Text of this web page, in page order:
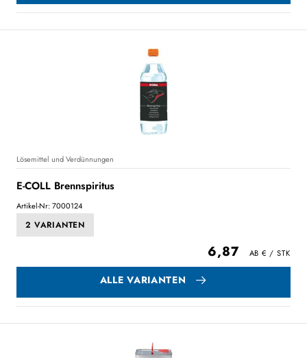
Lösemittel und Verdünnungen
E-COLL Brennspiritus
Artikel-Nr: 7000124
2 VARIANTEN
6,87
ALLE VARIANTEN